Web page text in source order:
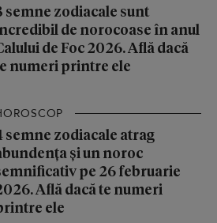
semne zodiacale sunt
de norocoase în anul
de Foc 2026. Află dacă
numeri printre ele
semne zodiacale atrag
și un noroc
pe 26 februarie
Află dacă te numeri
ele